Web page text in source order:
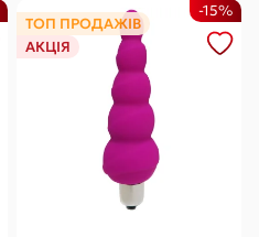
ТОП ПРОДАЖІВ
АКЦІЯ
-15%